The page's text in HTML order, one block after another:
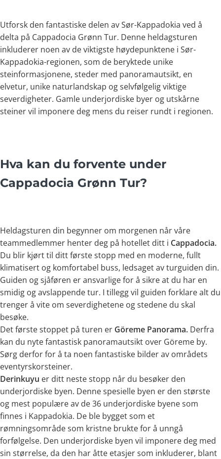
Utforsk den fantastiske delen av Sør-Kappadokia ved å
delta på Cappadocia Grønn Tur. Denne heldagsturen
inkluderer noen av de viktigste høydepunktene i Sør-
Kappadokia-regionen, som de beryktede unike
steinformasjonene, steder med panoramautsikt, en
elvetur, unike naturlandskap og selvfølgelig viktige
severdigheter. Gamle underjordiske byer og utskårne
steiner vil imponere deg mens du reiser rundt i regionen.
Hva kan du forvente under
Cappadocia Grønn Tur?
Heldagsturen din begynner om morgenen når våre
teammedlemmer henter deg på hotellet ditt i Cappadocia.
Du blir kjørt til ditt første stopp med en moderne, fullt
klimatisert og komfortabel buss, ledsaget av turguiden din.
Guiden og sjåføren er ansvarlige for å sikre at du har en
smidig og avslappende tur. I tillegg vil guiden forklare alt du
trenger å vite om severdighetene og stedene du skal
besøke.
Det første stoppet på turen er Göreme Panorama. Derfra
kan du nyte fantastisk panoramautsikt over Göreme by.
Sørg derfor for å ta noen fantastiske bilder av områdets
eventyrskorsteiner.
Derinkuyu er ditt neste stopp når du besøker den
underjordiske byen. Denne spesielle byen er den største
og mest populære av de 36 underjordiske byene som
finnes i Kappadokia. De ble bygget som et
rømningsområde som kristne brukte for å unngå
forfølgelse. Den underjordiske byen vil imponere deg med
sin størrelse, da den har åtte etasjer som inkluderer, blant